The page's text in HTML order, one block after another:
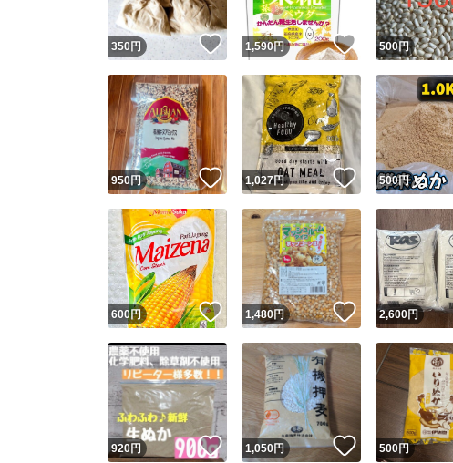
350円 いいね！
1,590円 いいね！
500円
950円 いいね！
1,027円 いいね！
500円
600円 いいね！
1,480円 いいね！
2,600円
920円 いいね！
1,050円 いいね！
500円